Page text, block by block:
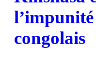
congolais